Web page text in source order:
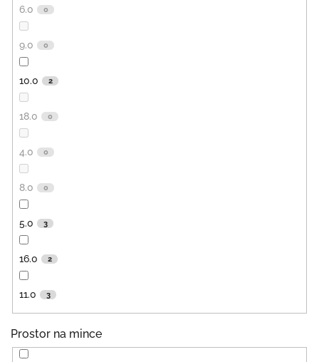
6.0 0
9.0 0
10.0 2
18.0 0
4.0 0
8.0 0
5.0 3
16.0 2
11.0 3
Prostor na mince